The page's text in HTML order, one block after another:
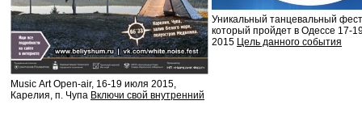
Music Аrt Open-air, 16-19 июля 2015,
Карелия, п. Чупа Включи свой внутренний
Уникальный танцевальный
который пройдет в Одессе 17-
2015 Цель данного события